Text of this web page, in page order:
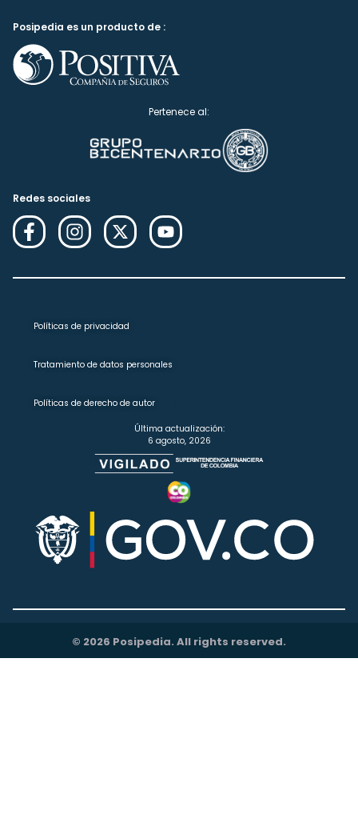
Posipedia es un producto de :
Pertenece al:
Redes sociales
Políticas de privacidad
Tratamiento de datos personales
Políticas de derecho de autor
Última actualización:
6 agosto, 2026
© 2026 Posipedia. All rights reserved.